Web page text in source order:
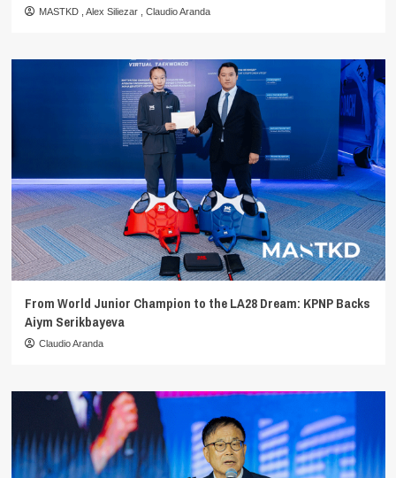
MASTKD Alex Siliezar Claudio Aranda
From World Junior Champion to the LA28 Dream: KPNP Backs
Aiym Serikbayeva
Claudio Aranda